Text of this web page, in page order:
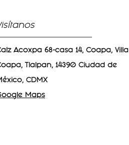
Acoxpa 68-casa 14, Coapa, Villa
Tlalpan, 14390 Ciudad de
CDMX
Maps